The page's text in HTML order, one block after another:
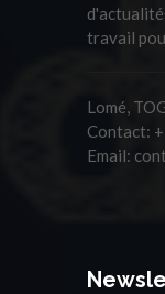
travail
Lomé,
Contact:
Email: